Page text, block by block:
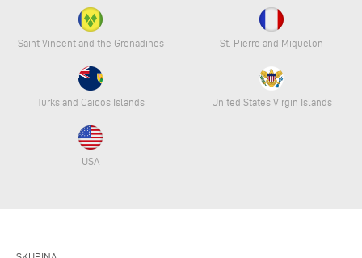
Saint Vincent and the Grenadines St. Pierre and Miquelon
Turks and Caicos Islands United States Virgin Islands
USA